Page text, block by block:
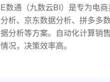
E数通（九数云BI）是专为电
分析、京东数据分析、拼多多
据分析等方案。自动化计算销
情况，决策效率高。